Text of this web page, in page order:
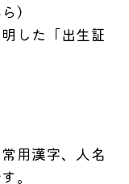
）
した「出生証
用漢字、人名
。